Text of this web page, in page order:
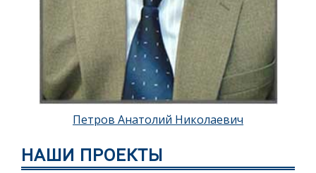
Петров Анатолий Николаевич
НАШИ ПРОЕКТЫ